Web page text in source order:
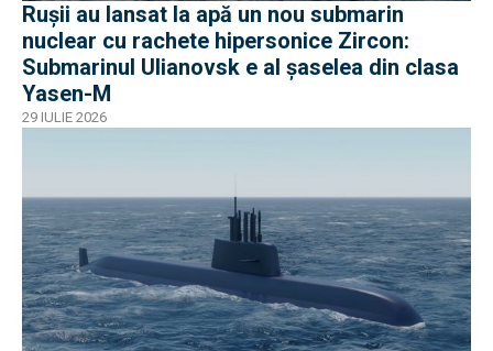
Rușii au lansat la apă un nou submarin
nuclear cu rachete hipersonice Zircon:
Submarinul Ulianovsk e al șaselea din clasa
Yasen-M
29 IULIE 2026